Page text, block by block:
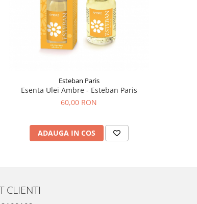
Esteban Paris
Esenta Ulei Ambre - Esteban Paris
60,00 RON
ADAUGA IN COS
CLIENTI